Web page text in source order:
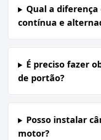
Qual a
contínua e
É preciso fazer
de portão?
Posso instalar
motor?